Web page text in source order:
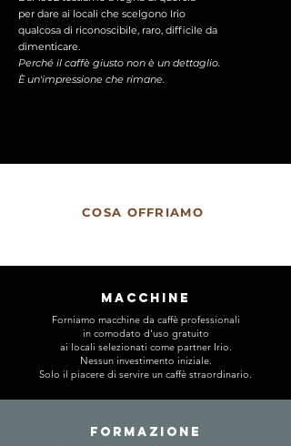
per dare ai locali che scelgono Irio
qualcosa di riconoscibile, raro, difficile da
dimenticare.
Perché il caffè giusto non è un dettaglio.
È un'impressione che rimane.
COSA OFFRIAMO
MACCHINE
Forniamo macchine da caffè professionali
in comodato d'uso gratuito
ai locali selezionati come partner Irio.
Nessun investimento iniziale.
Solo il piacere di servire un caffè straordinario.
FORMAZIONE